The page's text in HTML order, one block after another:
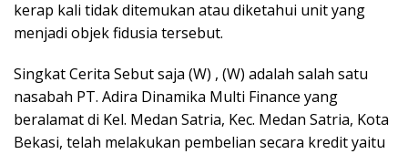
kerap kali tidak ditemukan atau diketahui unit yang
menjadi objek fidusia tersebut.
Singkat Cerita Sebut saja (W) , (W) adalah salah satu
nasabah PT. Adira Dinamika Multi Finance yang
beralamat di Kel. Medan Satria, Kec. Medan Satria, Kota
Bekasi, telah melakukan pembelian secara kredit yaitu